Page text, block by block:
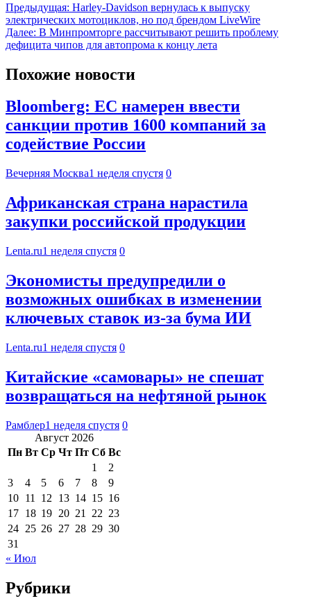
Предыдущая: Harley-Davidson вернулась к выпуску
электрических мотоциклов, но под брендом LiveWire
Далее: В Минпромторге рассчитывают решить проблему
дефицита чипов для автопрома к концу лета
Похожие новости
Bloomberg: ЕС намерен ввести
санкции против 1600 компаний за
содействие России
Вечерняя Москва1 неделя спустя 0
Африканская страна нарастила
закупки российской продукции
Lenta.ru1 неделя спустя 0
Экономисты предупредили о
возможных ошибках в изменении
ключевых ставок из-за бума ИИ
Lenta.ru1 неделя спустя 0
Китайские «самовары» не спешат
возвращаться на нефтяной рынок
Рамблер1 неделя спустя 0
Август 2026
Пн Вт Ср Чт Пт Сб Вс
1
2
3
4 5 6 7 8
9
10 11 12 13 14 15 16
17 18 19 20 21 22 23
24 25 26 27 28 29 30
31
« Июл
Рубрики